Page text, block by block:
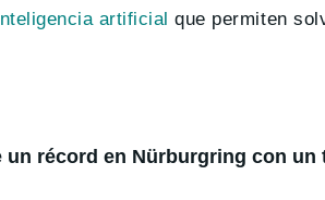
artificial que permiten
un récord en Nürburgring con un